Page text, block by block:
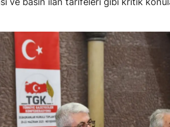
Kastamonu
Kayseri
Kırklareli
Kırşehir
Kocaeli